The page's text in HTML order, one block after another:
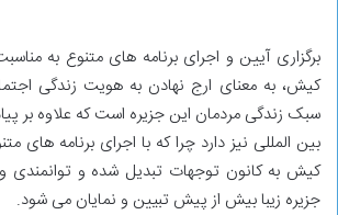
برگزاری آیین و اجرای برنامه های متنوع به
کیش، به معنای ارج نهادن به هویت زندگی
سبک زندگی مردمان این جزیره است که علاوه بر
بین المللی نیز دارد چرا که با اجرای برنامه های
کیش به کانون توجهات تبدیل شده و توانمندی
جزیره زیبا بیش از پیش تبیین و نمایان می شود.